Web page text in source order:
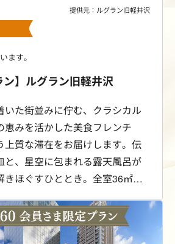
提供元：ルグラン旧軽井沢
ます。
ン】ルグラン旧軽井沢
いた街並みに佇む、クラシカル
恵みを活かした美食フレンチ
上質な滞在をお届けします。伝
と、星空に包まれる露天風呂が
きほぐすひととき。全室36㎡以
お愉しみください。Bright 60会
料金にてご案内します。